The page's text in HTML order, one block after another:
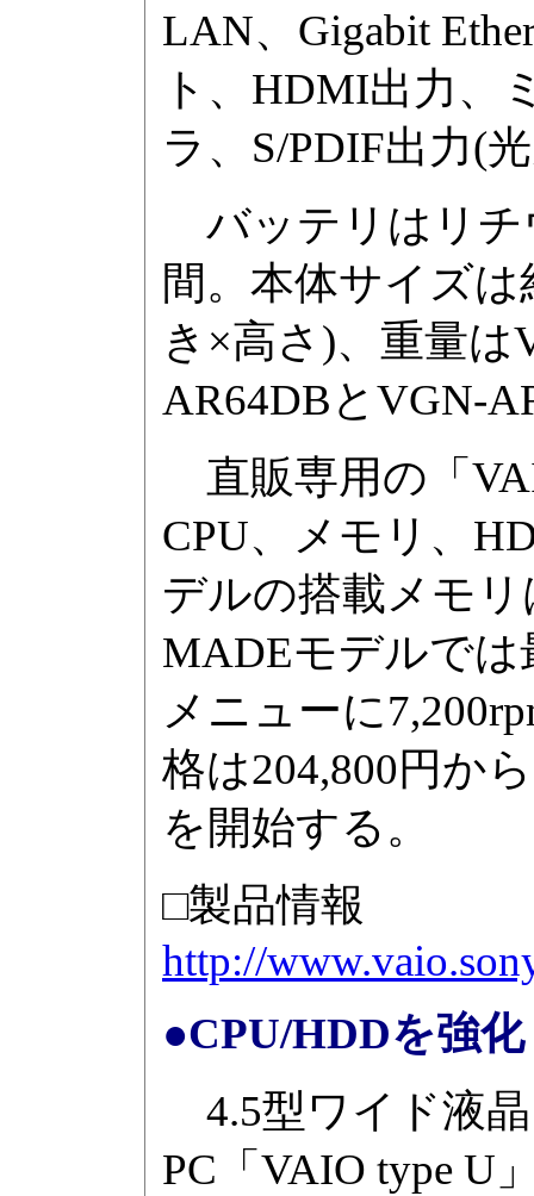
LAN、Gigabit
ト、HDMI出力、
ラ、S/PDIF出力(
バッテリはリチ
間。本体サイズは
き×高さ)、重量は
AR64DBとVGN-
直販専用の「
CPU、メモリ、
デルの搭載メモ
MADEモデルでは
メニューに
格は204,800円か
を開始する。
□製品情報
http://
●CPU/HDDを強
4.5型ワイド液
PC「VAIO type U